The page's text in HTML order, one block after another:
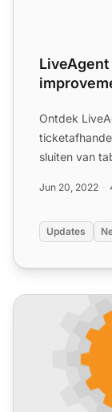
Ontdek
sluiten van
Jun 20, 2022
Updates
LiveAgent 5.33